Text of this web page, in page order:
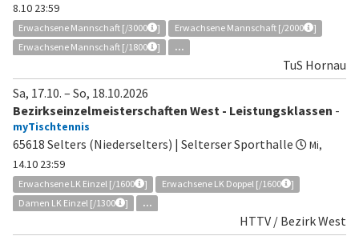
8.10 23:59
Erwachsene Mannschaft [/3000 ] Erwachsene Mannschaft [/2000
]
Erwachsene Mannschaft [/1800
] ...
TuS Hornau
Sa, 17.10. – So, 18.10.2026
Bezirkseinzelmeisterschaften West - Leistungsklassen -
myTischtennis
65618 Selters (Niederselters) | Selterser Sporthalle
Mi,
14.10 23:59
Erwachsene LK Einzel [/1600 ] Erwachsene LK Doppel [/1600
]
Damen LK Einzel [/1300
] ...
HTTV / Bezirk West